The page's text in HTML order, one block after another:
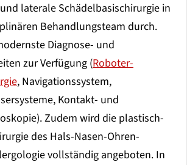
laterale Schädelbasischirurgie in
Behandlungsteam durch.
Diagnose- und
zur Verfügung (Roboter-
, Navigationssystem,
Kontakt- und
Zudem wird die plastisch-
des Hals-Nasen-Ohren-
vollständig angeboten. In